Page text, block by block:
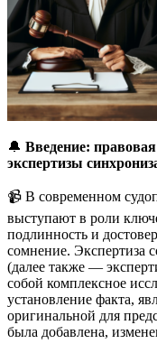
🔔 Введение:
экспертизы
📹 В современном
выступают в роли
подлинность и
сомнение. Экспертиза
(далее также —
собой комплексное
установление факта,
оригинальной для
была добавлена,